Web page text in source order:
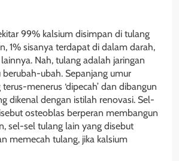
99% kalsium disimpan di tulang
1% sisanya terdapat di dalam darah,
Nah, tulang adalah jaringan
ubah. Sepanjang umur
menerus ‘dipecah’ dan dibangun
dikenal dengan istilah renovasi. Sel-
osteoblas berperan membangun
sel-sel tulang lain yang disebut
memecah tulang, jika kalsium